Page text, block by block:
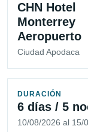
CHN Hotel
Monterrey
Aeropuerto
Ciudad Apodaca
DURACIÓN
6 días / 5
10/08/2026 al 15/